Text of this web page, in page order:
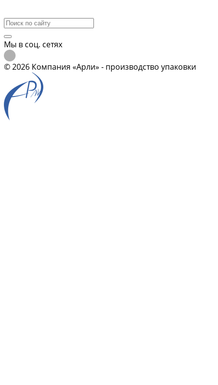
Мы в соц. сетях
© 2026 Компания «Арли» - производство упаковки